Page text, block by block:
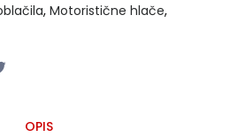
, Motoristične hlače,
OPIS